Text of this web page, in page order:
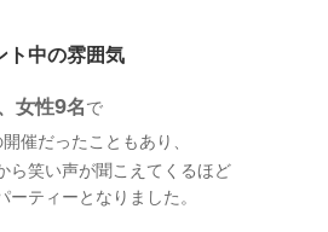
ト中の雰囲気
女性9名で
催だったこともあり、
ら笑い声が聞こえてくるほど
ーティーとなりました。